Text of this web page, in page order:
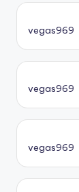
vegas969
vegas969
vegas969